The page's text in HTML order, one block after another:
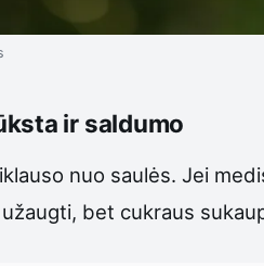
ir saldumo
nuo saulės. Jei
bet cukraus